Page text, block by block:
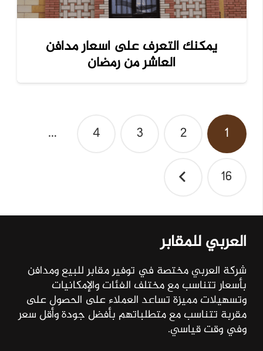
يمكنك التعرف على اسعار مدافن
العاشر من رمضان
تصفّح
المقالات
1
2
3
4
…
16
العربي للمقابر
شركة العربي مختصة في توفير مقابر للبيع ومدافن
بأسعار تتناسب مع مختلف الفئات والإمكانيات
وتسهيلات مميزة تساعد العملاء على الحصول على
مقربة تتناسب مع متطلباتهم بأفضل جودة وأقل سعر
وفي وقت قياسي.